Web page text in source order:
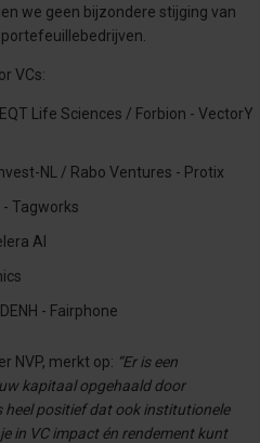
we geen bijzondere stijging van
VCs:
Life Sciences / Forbion - VectorY
NL / Rabo Ventures - Protix
- Tagworks
AI
- Fairphone
NVP, merkt op: “Er is een
kapitaal opgehaald door
heel positief dat ook institutionele
in VC impact én rendement kunt